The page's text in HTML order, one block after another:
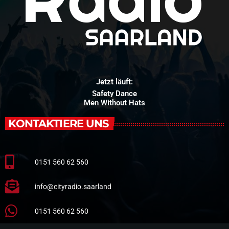
Jetzt läuft:
Safety Dance
Men Without Hats
KONTAKTIERE UNS
0151 560 62 560
info@cityradio.saarland
0151 560 62 560